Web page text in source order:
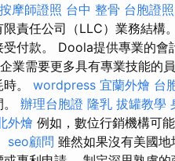
按摩師證照 台中 整骨 台胞證
責任公司（LLC）業務結構。
付款。 Doola提供專業的會
業需要更多具有專業技能的
。 wordpress 宜蘭外燴 台
辦理台胞證 隆乳 拔罐教學
外燴 例如，數位行銷機構可
seo顧問 雖然如果沒有美國